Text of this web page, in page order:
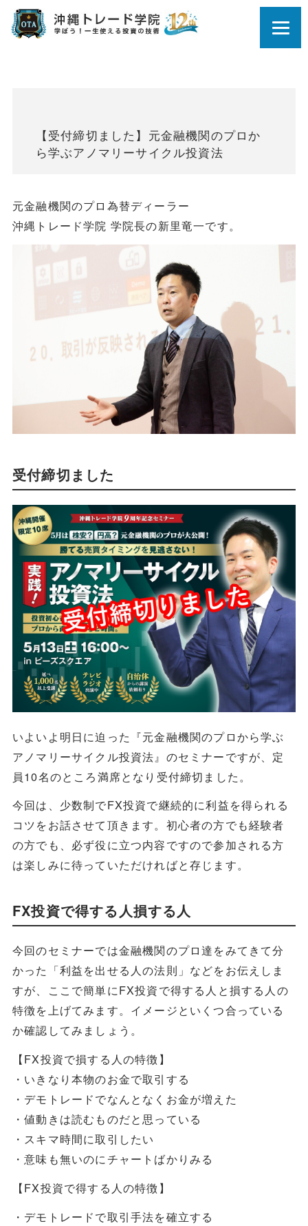
【受付締切ました】元金融機関のプロか
ら学ぶアノマリーサイクル投資法
元金融機関のプロ為替ディーラー
沖縄トレード学院 学院長の新里竜一です。
受付締切ました
いよいよ明日に迫った『元金融機関のプロから学ぶ
アノマリーサイクル投資法』のセミナーですが、定
員10名のところ満席となり受付締切ました。
今回は、少数制でFX投資で継続的に利益を得られる
コツをお話させて頂きます。初心者の方でも経験者
の方でも、必ず役に立つ内容ですので参加される方
は楽しみに待っていただければと存じます。
FX投資で得する人損する人
今回のセミナーでは金融機関のプロ達をみてきて分
かった「利益を出せる人の法則」などをお伝えしま
すが、ここで簡単にFX投資で得する人と損する人の
特徴を上げてみます。イメージといくつ合っている
か確認してみましょう。
【FX投資で損する人の特徴】
・いきなり本物のお金で取引する
・デモトレードでなんとなくお金が増えた
・値動きは読むものだと思っている
・スキマ時間に取引したい
・意味も無いのにチャートばかりみる
【FX投資で得する人の特徴】
・デモトレードで取引手法を確立する